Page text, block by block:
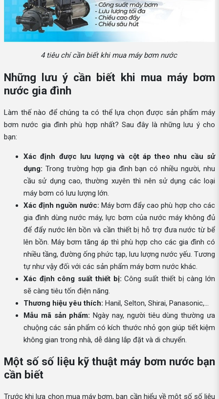
4 tiêu chí cần biết khi mua máy bơm nước
Những lưu ý cần biết khi mua máy bơm
nước gia đình
Làm thế nào để chúng ta có thể lựa chọn được sản phẩm máy
bơm nước gia đình phù hợp nhất? Sau đây là những lưu ý cho
bạn:
Xác định được lưu lượng và cột áp theo nhu cầu sử
dụng: Trong trường hợp gia đình bạn có nhiều người, nhu
cầu sử dụng cao, thường xuyên thì nên sử dụng các loại
máy bơm có lưu lượng lớn.
Xác định nguồn nước: Máy bơm đẩy cao phù hợp cho các
gia đình dùng nước máy, lực bơm của nước máy không đủ
để đẩy nước lên bồn và cần thiết bị hỗ trợ đưa nước từ bể
lên bồn. Máy bơm tăng áp thì phù hợp cho các gia đình có
nhiều tầng, đường ống phức tạp, lưu lượng nước yếu. Tương
tự như vậy đối với các sản phẩm máy bơm nước khác.
Xác định công suất thiết bị: Công suất thiết bị càng lớn
sẽ càng tiêu tốn điện năng.
Thương hiệu yêu thích: Hanil, Selton, Shirai, Panasonic,...
Mẫu mã sản phẩm: Ngày nay, người tiêu dùng thường ưa
chuộng các sản phẩm có kích thước nhỏ gọn giúp tiết kiệm
không gian trong nhà, dễ dàng lắp đặt và di chuyển.
Một số số liệu kỹ thuật máy bơm nước bạn
cần biết
Trước khi lựa chọn mua máy bơm, bạn cần hiểu về một số số liệu